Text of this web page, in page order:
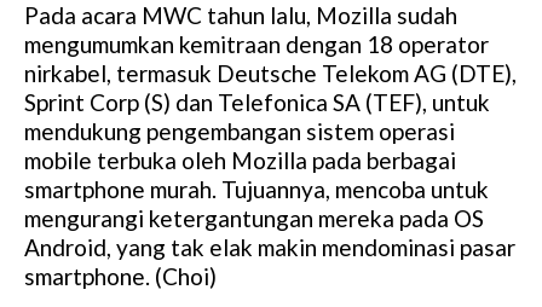
Pada acara MWC tahun lalu, Mozilla sudah
mengumumkan kemitraan dengan 18 operator
nirkabel, termasuk Deutsche Telekom AG (DTE),
Sprint Corp (S) dan Telefonica SA (TEF), untuk
mendukung pengembangan sistem operasi
mobile terbuka oleh Mozilla pada berbagai
smartphone murah. Tujuannya, mencoba untuk
mengurangi ketergantungan mereka pada OS
Android, yang tak elak makin mendominasi pasar
smartphone. (Choi)